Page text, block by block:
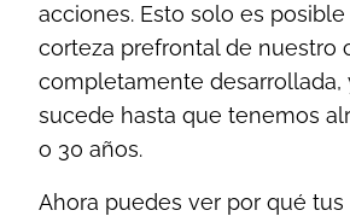
acciones. Esto solo es
corteza prefrontal de nuestro
completamente desarrollada,
sucede hasta que tenemos
o 30 años.
Ahora puedes ver por qué tus